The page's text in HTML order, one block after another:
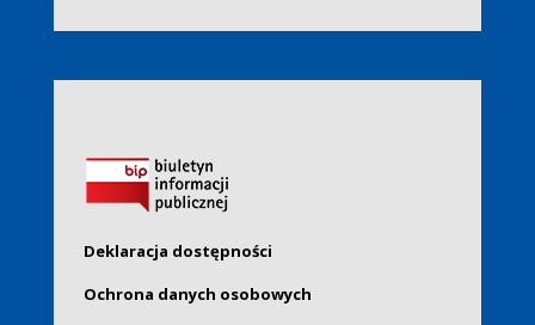
Deklaracja dostępności
Ochrona danych osobowych